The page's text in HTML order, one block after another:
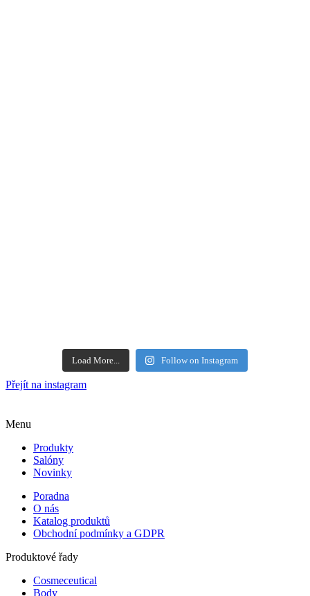
Load More... Follow on Instagram
Přejít na instagram
Menu
Produkty
Salóny
Novinky
Poradna
O nás
Katalog produktů
Obchodní podmínky a GDPR
Produktové řady
Cosmeceutical
Body